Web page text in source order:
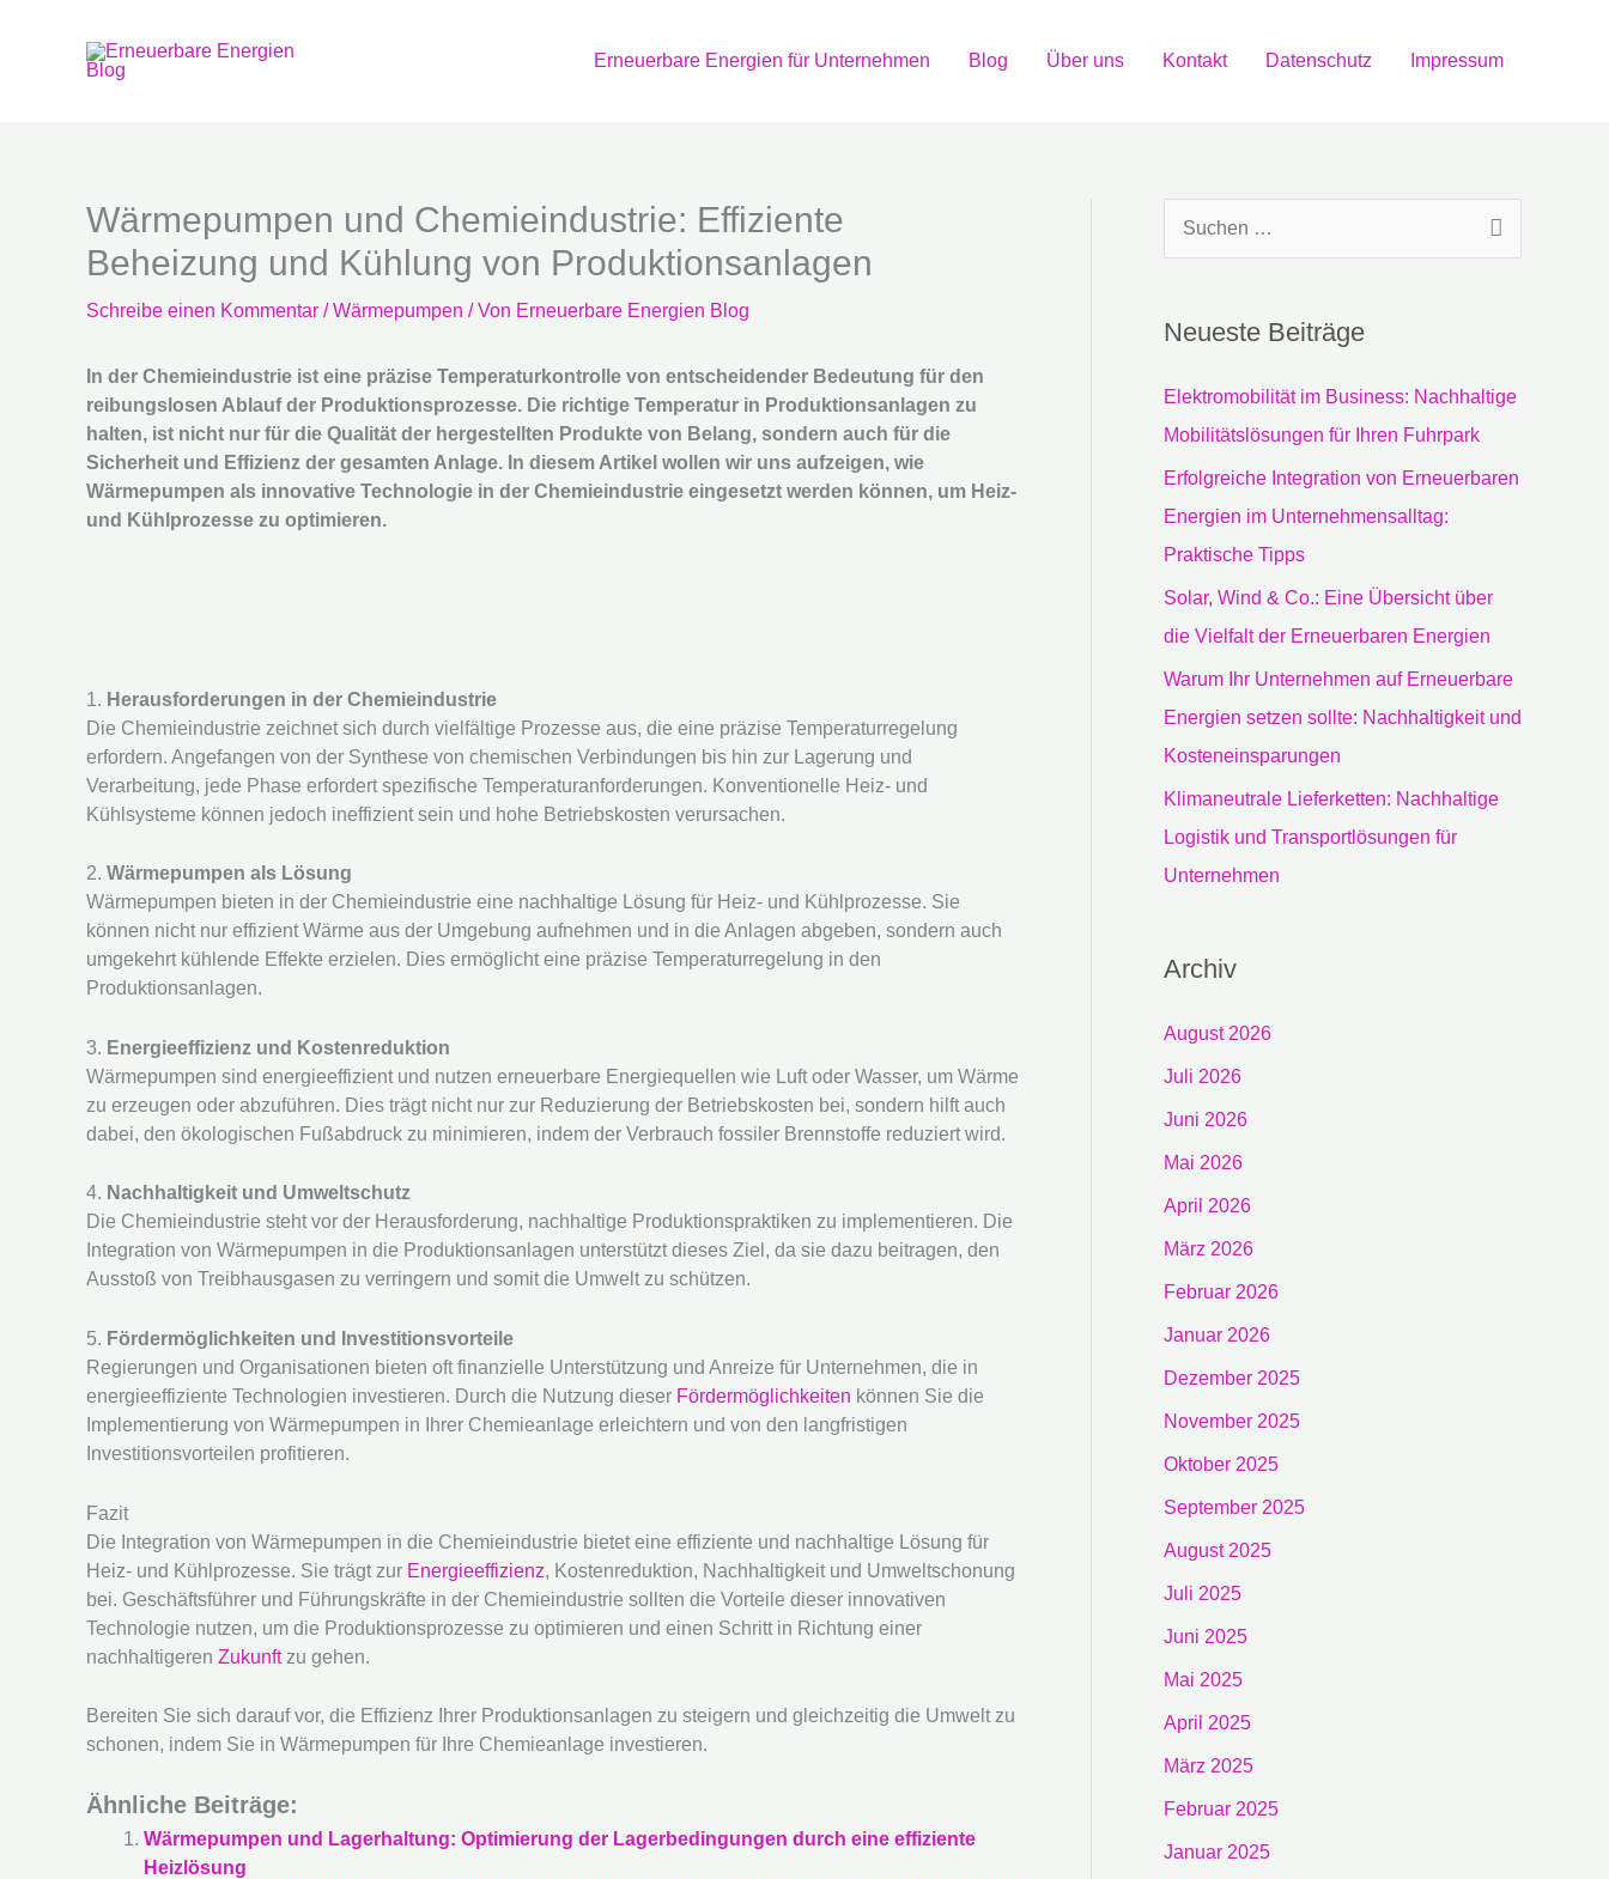
Erneuerbare Energien für Unternehmen Blog Über uns Kontakt Datenschutz Impressum
Wärmepumpen und Chemieindustrie: Effiziente
Beheizung und Kühlung von Produktionsanlagen
Schreibe einen Kommentar /Wärmepumpen / Von Erneuerbare Energien Blog
In der Chemieindustrie ist eine präzise Temperaturkontrolle von entscheidender Bedeutung für den
reibungslosen Ablauf der Produktionsprozesse. Die richtige Temperatur in Produktionsanlagen zu
halten, ist nicht nur für die Qualität der hergestellten Produkte von Belang, sondern auch für die
Sicherheit und Effizienz der gesamten Anlage. In diesem Artikel wollen wir uns aufzeigen, wie
Wärmepumpen als innovative Technologie in der Chemieindustrie eingesetzt werden können, um Heiz-
und Kühlprozesse zu optimieren.
1. Herausforderungen in der Chemieindustrie
Die Chemieindustrie zeichnet sich durch vielfältige Prozesse aus, die eine präzise Temperaturregelung
erfordern. Angefangen von der Synthese von chemischen Verbindungen bis hin zur Lagerung und
Verarbeitung, jede Phase erfordert spezifische Temperaturanforderungen. Konventionelle Heiz- und
Kühlsysteme können jedoch ineffizient sein und hohe Betriebskosten verursachen.
2. Wärmepumpen als Lösung
Wärmepumpen bieten in der Chemieindustrie eine nachhaltige Lösung für Heiz- und Kühlprozesse. Sie
können nicht nur effizient Wärme aus der Umgebung aufnehmen und in die Anlagen abgeben, sondern auch
umgekehrt kühlende Effekte erzielen. Dies ermöglicht eine präzise Temperaturregelung in den
Produktionsanlagen.
3. Energieeffizienz und Kostenreduktion
Wärmepumpen sind energieeffizient und nutzen erneuerbare Energiequellen wie Luft oder Wasser, um Wärme
zu erzeugen oder abzuführen. Dies trägt nicht nur zur Reduzierung der Betriebskosten bei, sondern hilft auch
dabei, den ökologischen Fußabdruck zu minimieren, indem der Verbrauch fossiler Brennstoffe reduziert wird.
4. Nachhaltigkeit und Umweltschutz
Die Chemieindustrie steht vor der Herausforderung, nachhaltige Produktionspraktiken zu implementieren. Die
Integration von Wärmepumpen in die Produktionsanlagen unterstützt dieses Ziel, da sie dazu beitragen, den
Ausstoß von Treibhausgasen zu verringern und somit die Umwelt zu schützen.
5. Fördermöglichkeiten und Investitionsvorteile
Regierungen und Organisationen bieten oft finanzielle Unterstützung und Anreize für Unternehmen, die in
energieeffiziente Technologien investieren. Durch die Nutzung dieser Fördermöglichkeiten können Sie die
Implementierung von Wärmepumpen in Ihrer Chemieanlage erleichtern und von den langfristigen
Investitionsvorteilen profitieren.
Fazit
Die Integration von Wärmepumpen in die Chemieindustrie bietet eine effiziente und nachhaltige Lösung für
Heiz- und Kühlprozesse. Sie trägt zur Energieeffizienz, Kostenreduktion, Nachhaltigkeit und Umweltschonung
bei. Geschäftsführer und Führungskräfte in der Chemieindustrie sollten die Vorteile dieser innovativen
Technologie nutzen, um die Produktionsprozesse zu optimieren und einen Schritt in Richtung einer
nachhaltigeren Zukunftzu gehen.
Bereiten Sie sich darauf vor, die Effizienz Ihrer Produktionsanlagen zu steigern und gleichzeitig die Umwelt zu
schonen, indem Sie in Wärmepumpen für Ihre Chemieanlage investieren.
Ähnliche Beiträge:
Wärmepumpen und Lagerhaltung: Optimierung der Lagerbedingungen durch eine effiziente
Heizlösung
e
n
Neueste Beiträge
Elektromobilität im Business: Nachhaltige
Mobilitätslösungen für Ihren Fuhrpark
Erfolgreiche Integration von Erneuerbaren
Energien im Unternehmensalltag:
Praktische Tipps
Solar, Wind & Co.: Eine Übersicht über
die Vielfalt der Erneuerbaren Energien
Warum Ihr Unternehmen auf Erneuerbare
Energien setzen sollte: Nachhaltigkeit und
Kosteneinsparungen
Klimaneutrale Lieferketten: Nachhaltige
Logistik und Transportlösungen für
Unternehmen
Archiv
August 2026
Juli 2026
Juni 2026
Mai 2026
April 2026
März 2026
Februar 2026
Januar 2026
Dezember 2025
November 2025
Oktober 2025
September 2025
August 2025
Juli 2025
Juni 2025
Mai 2025
April 2025
März 2025
Februar 2025
Januar 2025